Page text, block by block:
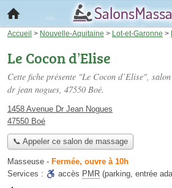
Accueil > Nouvelle-Aquitaine > Lot-et-Garonne >
Le Cocon d’Elise
Cette fiche présente "Le Cocon d’Elise",
dr jean nogues, 47550 Boé.
1458 Avenue Dr Jean Nogues
47550 Boé
📞 Appeler ce salon de massage
Masseuse - Fermée, ouvre à 10h
Services :
accès PMR (parking, entrée